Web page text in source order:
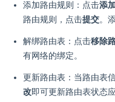
添加路由规则：点击添
路由规则，点击提交。
解绑路由表：点击移除
有网络的绑定。
更新路由表：当路由表
改即可更新路由表状态